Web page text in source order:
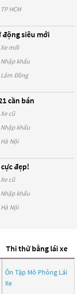
TP HCM
động siêu mới
Xe mới
Nhập khẩu
Lâm Đồng
cần bán
Xe cũ
Nhập khẩu
Hà Nội
đẹp!
Xe cũ
Nhập khẩu
Hà Nội
Thi thử bằng lái xe
Ôn Tập Mô Phỏng Lái
Xe